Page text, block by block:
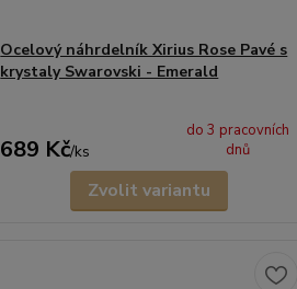
Ocelový náhrdelník Xirius Rose Pavé s
krystaly Swarovski - Emerald
689 Kč/ks
do 3 pracovních
dnů
Zvolit variantu